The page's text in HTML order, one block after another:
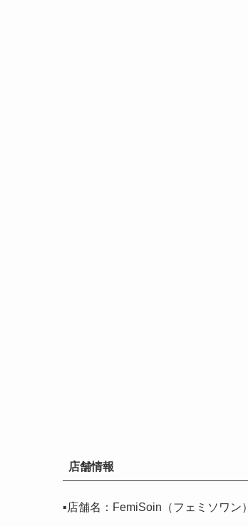
店舗情報
▪️店舗名：FemiSoin（フェミソワン）